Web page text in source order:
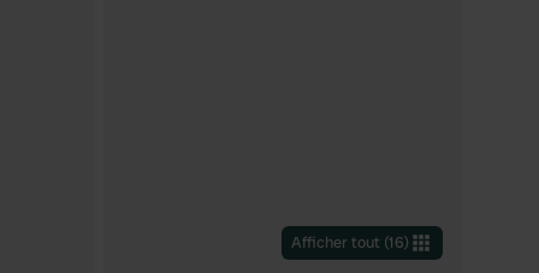
Afficher tout (16)